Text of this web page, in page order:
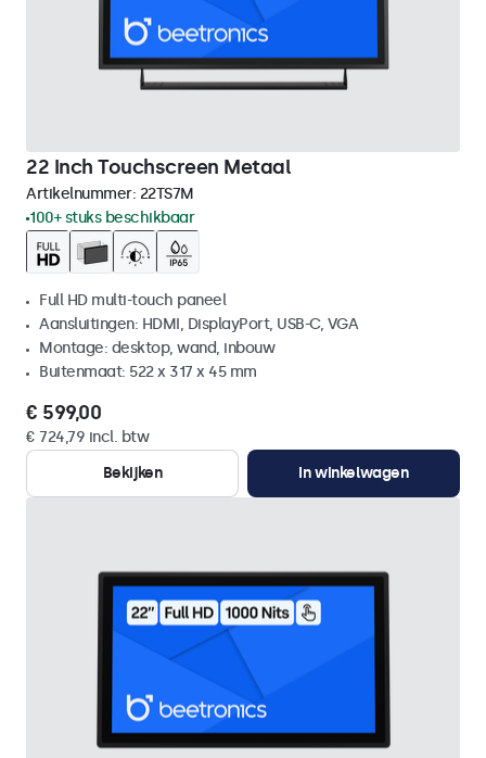
22 Inch Touchscreen Metaal
Artikelnummer: 22TS7M
100+ stuks beschikbaar
Full HD multi-touch paneel
Aansluitingen: HDMI, DisplayPort, USB-C, VGA
Montage: desktop, wand, inbouw
Buitenmaat: 522 x 317 x 45 mm
€ 599,00
€ 724,79 incl. btw
Bekijken
In winkelwagen